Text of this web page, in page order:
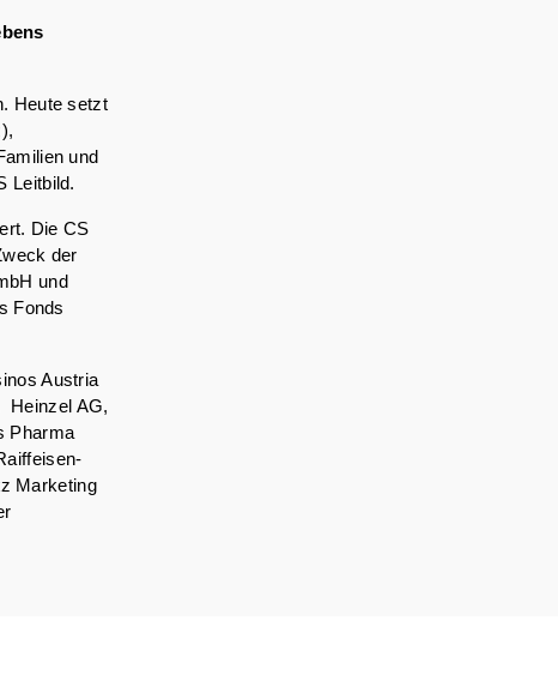
Heute setzt
und
Leitbild.
Die CS
der
und
Fonds
Austria
Heinzel AG,
Pharma
Marketing